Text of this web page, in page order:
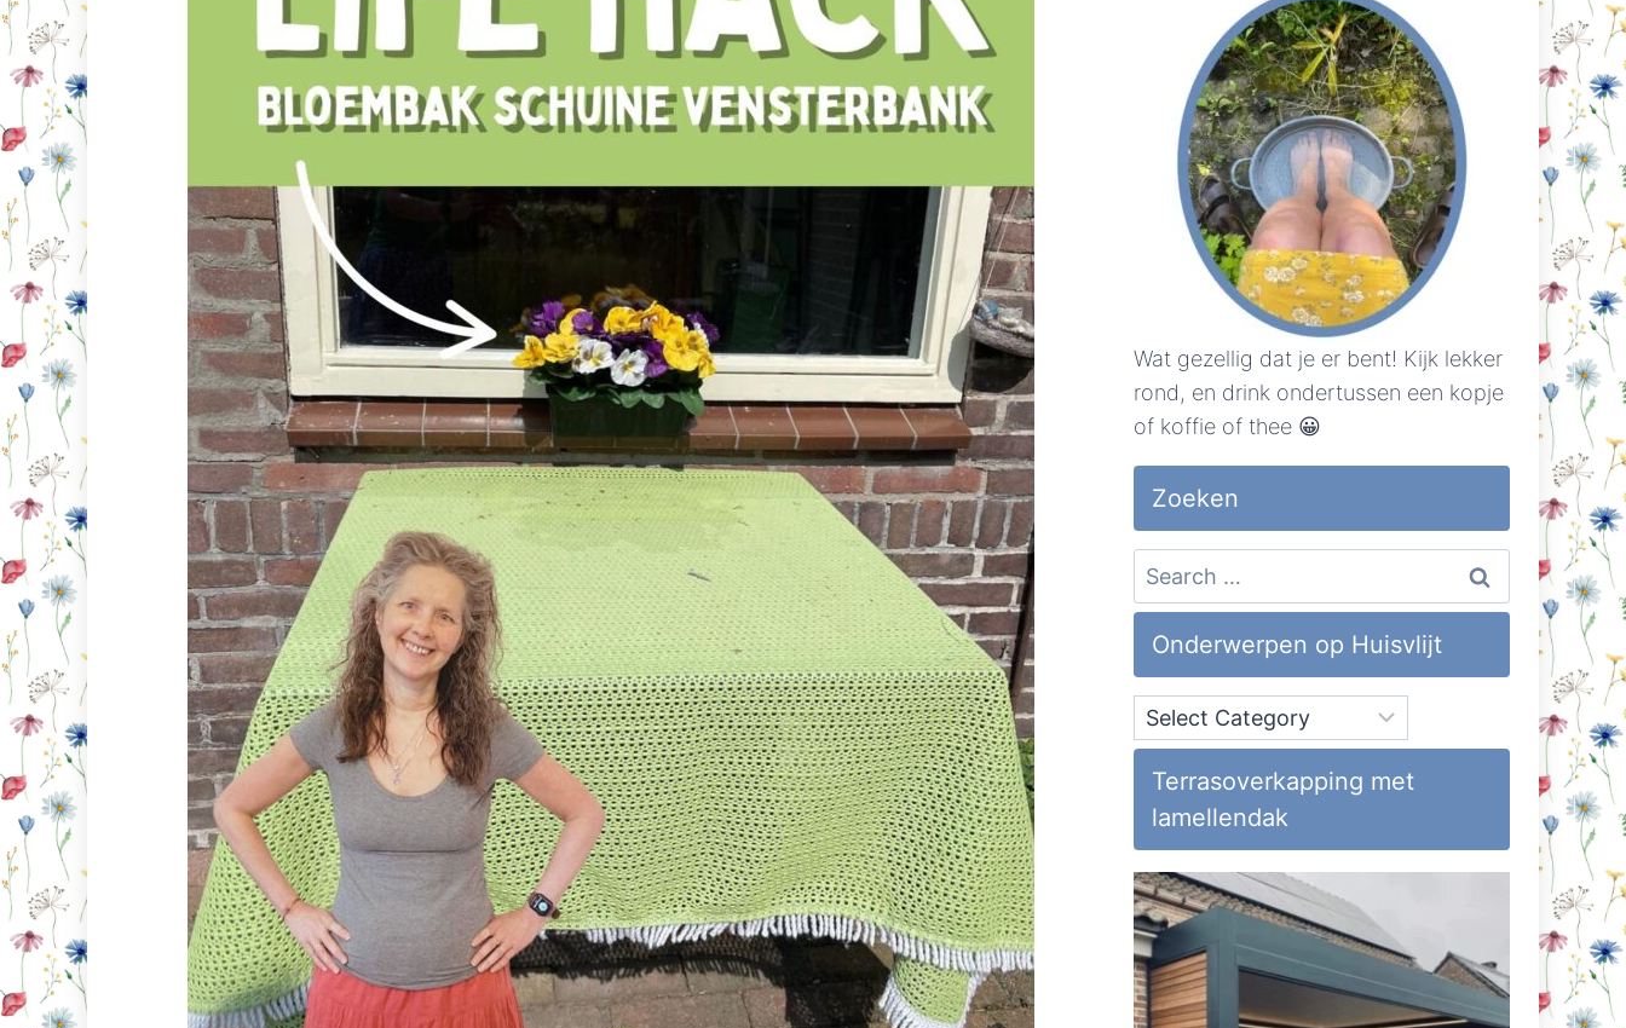
Wat gezellig dat je er bent! Kijk lekker
rond, en drink ondertussen een kopje
of koffie of thee 😀
Zoeken
Search
for:
Onderwerpen op Huisvlijt
Onderwerpen
op
Huisvlijt
Terrasoverkapping met
lamellendak